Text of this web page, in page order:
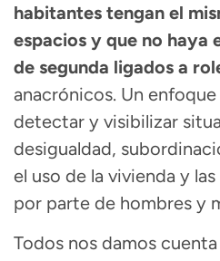
habitantes tengan el
espacios y que no haya
de segunda ligados a
anacrónicos. Un
detectar y visibilizar
desigualdad,
el uso de la vivienda y
por parte de hombres y
Todos nos damos